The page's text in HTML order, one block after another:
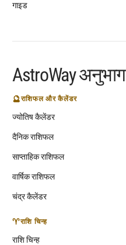
गाइड
AstroWay अनुभाग
🔮राशिफल और कैलेंडर
ज्योतिष कैलेंडर
दैनिक राशिफल
साप्ताहिक राशिफल
वार्षिक राशिफल
चंद्र कैलेंडर
♈राशि चिन्ह
राशि चिन्ह